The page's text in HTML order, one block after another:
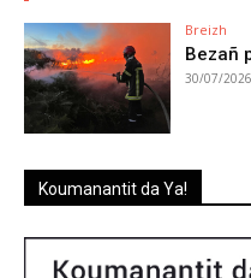
Breizh
Bezañ
30/07/2026
Koumanantit da Ya!